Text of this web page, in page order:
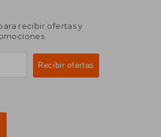
recibir ofertas y